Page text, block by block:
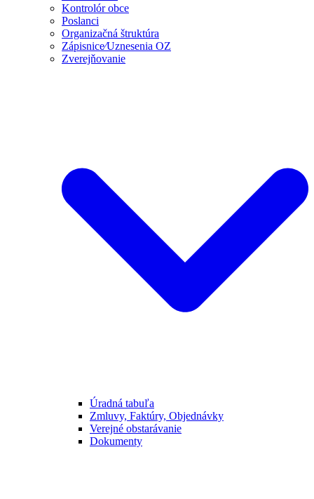
Kontrolór obce
Poslanci
Organizačná štruktúra
Zápisnice⁄Uznesenia OZ
Zverejňovanie
Úradná tabuľa
Zmluvy, Faktúry, Objednávky
Verejné obstarávanie
Dokumenty